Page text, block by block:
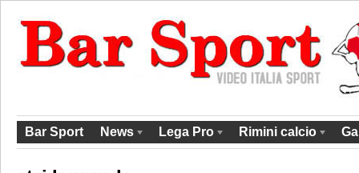
Bar Sport News Lega Pro Rimini calcio